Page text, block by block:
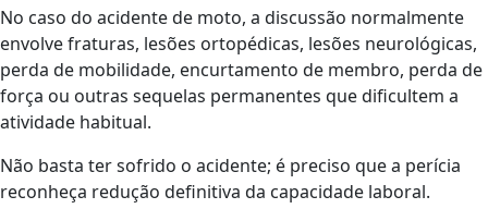
No caso do acidente de moto, a discussão normalmente
envolve fraturas, lesões ortopédicas, lesões neurológicas,
perda de mobilidade, encurtamento de membro, perda de
força ou outras sequelas permanentes que dificultem a
atividade habitual.
Não basta ter sofrido o acidente; é preciso que a perícia
reconheça redução definitiva da capacidade laboral.